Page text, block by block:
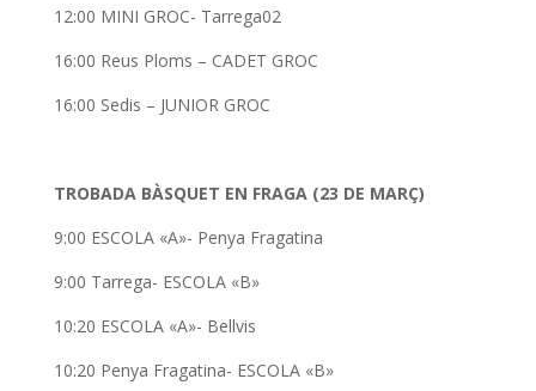
12:00 MINI GROC- Tarrega02
16:00 Reus Ploms – CADET GROC
16:00 Sedis – JUNIOR GROC
TROBADA BÀSQUET EN FRAGA (23 DE MARÇ)
9:00 ESCOLA «A»- Penya Fragatina
9:00 Tarrega- ESCOLA «B»
10:20 ESCOLA «A»- Bellvis
10:20 Penya Fragatina- ESCOLA «B»